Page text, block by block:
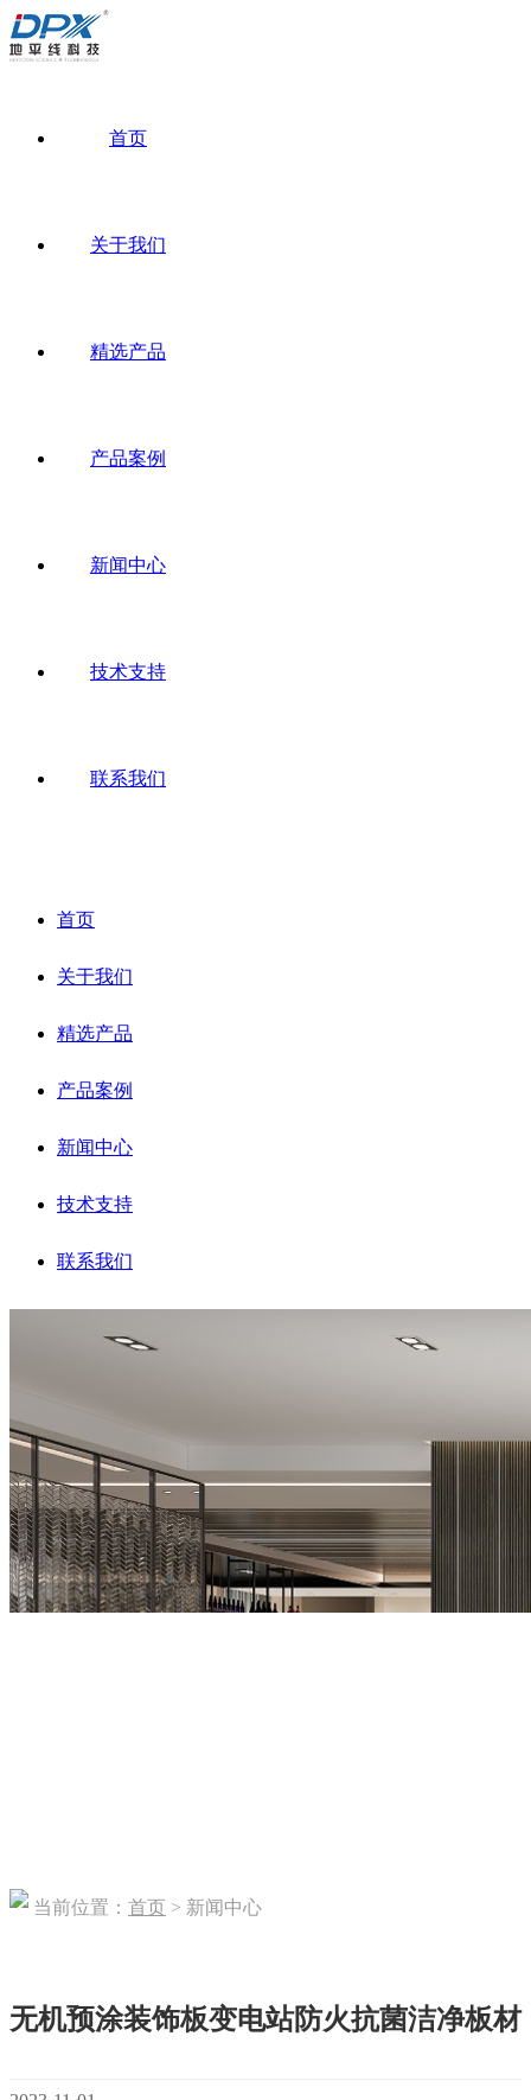
首页
关于我们
精选产品
产品案例
新闻中心
技术支持
联系我们
首页
关于我们
精选产品
产品案例
新闻中心
技术支持
联系我们
当前位置： 首页 > 新闻中心
无机预涂装饰板变电站防火抗菌洁净板材